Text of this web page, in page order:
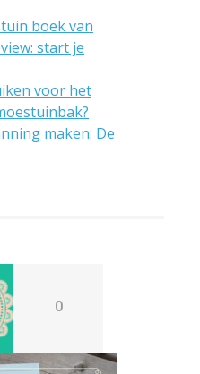
boek van
start je
voor het
maken: De
0